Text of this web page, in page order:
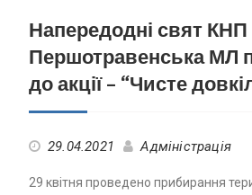
Напередодні свят КНП
Першотравенська МЛ
до акції – “Чисте
29.04.2021 Адміністрація
29 квітня проведено прибирання